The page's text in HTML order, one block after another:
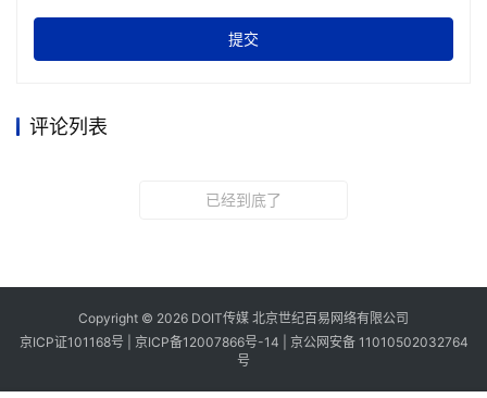
提交
评论列表
已经到底了
Copyright © 2026 DOIT传媒 北京世纪百易网络有限公司
京ICP证101168号 | 京ICP备12007866号-14
京公网安备 11010502032764
号